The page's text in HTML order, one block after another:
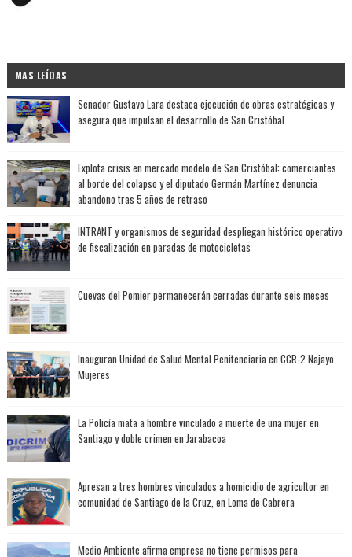
MAS LEÍDAS
Senador Gustavo Lara destaca ejecución de obras estratégicas y
asegura que impulsan el desarrollo de San Cristóbal
Explota crisis en mercado modelo de San Cristóbal: comerciantes
al borde del colapso y el diputado Germán Martínez denuncia
abandono tras 5 años de retraso
INTRANT y organismos de seguridad despliegan histórico operativo
de fiscalización en paradas de motocicletas
Cuevas del Pomier permanecerán cerradas durante seis meses
Inauguran Unidad de Salud Mental Penitenciaria en CCR-2 Najayo
Mujeres
La Policía mata a hombre vinculado a muerte de una mujer en
Santiago y doble crimen en Jarabacoa
Apresan a tres hombres vinculados a homicidio de agricultor en
comunidad de Santiago de la Cruz, en Loma de Cabrera
Medio Ambiente afirma empresa no tiene permisos para